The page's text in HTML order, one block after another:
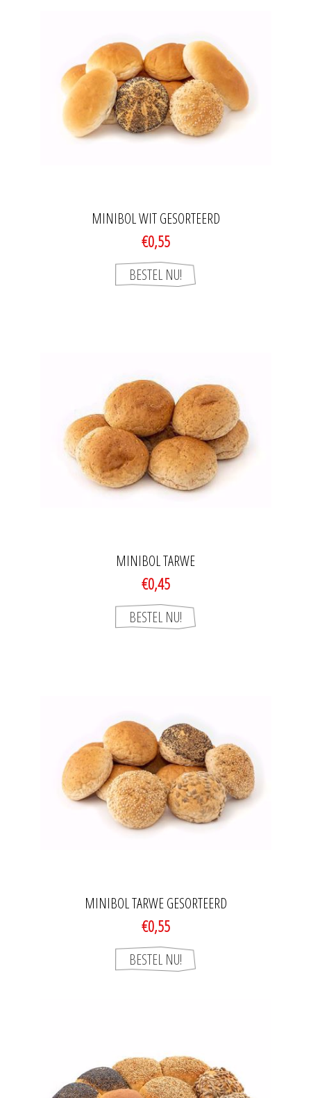
MINIBOL WIT GESORTEERD
€0,55
MINIBOL TARWE
€0,45
MINIBOL TARWE GESORTEERD
€0,55